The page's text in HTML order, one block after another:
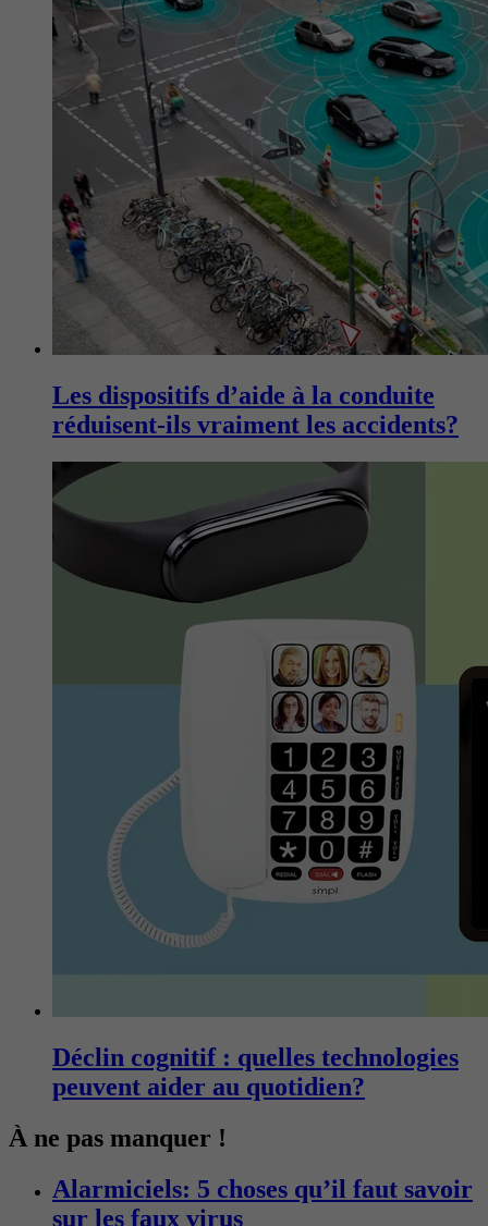
Les dispositifs d’aide à la conduite
réduisent-ils vraiment les accidents?
Déclin cognitif : quelles technologies
peuvent aider au quotidien?
À ne pas manquer !
Alarmiciels: 5 choses qu’il faut savoir
sur les faux virus